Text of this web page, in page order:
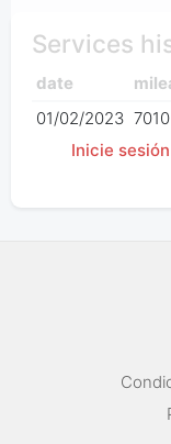
Services
date
01/02/2023
Inicie